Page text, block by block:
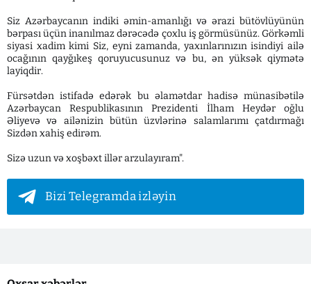
Siz Azərbaycanın indiki əmin-amanlığı və ərazi bütövlüyünün
bərpası üçün inanılmaz dərəcədə çoxlu iş görmüsünüz. Görkəmli
siyasi xadim kimi Siz, eyni zamanda, yaxınlarınızın isindiyi ailə
ocağının qayğıkeş qoruyucusunuz və bu, ən yüksək qiymətə
layiqdir.
Fürsətdən istifadə edərək bu əlamətdar hadisə münasibətilə
Azərbaycan Respublikasının Prezidenti İlham Heydər oğlu
Əliyevə və ailənizin bütün üzvlərinə salamlarımı çatdırmağı
Sizdən xahiş edirəm.
Sizə uzun və xoşbəxt illər arzulayıram".
Bizi Telegramda izləyin